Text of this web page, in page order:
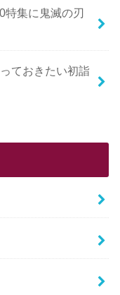
特集に鬼滅の刃
ておきたい初詣